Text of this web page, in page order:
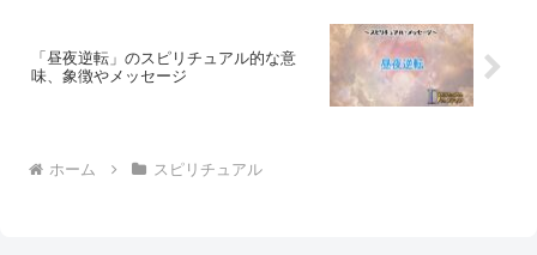
「昼夜逆転」のスピリチュアル的な意
味、象徴やメッセージ
ホーム スピリチュアル